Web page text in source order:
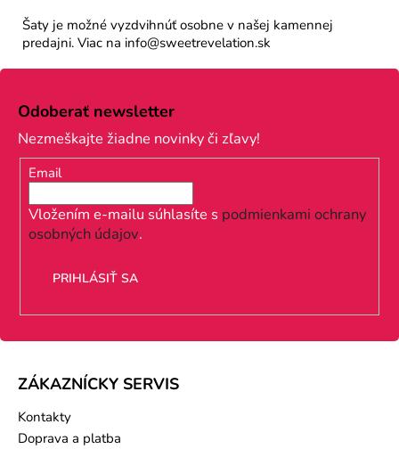
Šaty je možné vyzdvihnúť osobne v našej kamennej
predajni. Viac na info@sweetrevelation.sk
Z
Odoberať newsletter
Nezmeškajte žiadne novinky či zľavy!
Email
Vložením e-mailu súhlasíte s podmienkami ochrany
osobných údajov.
PRIHLÁSIŤ SA
ZÁKAZNÍCKY SERVIS
Kontakty
Doprava a platba